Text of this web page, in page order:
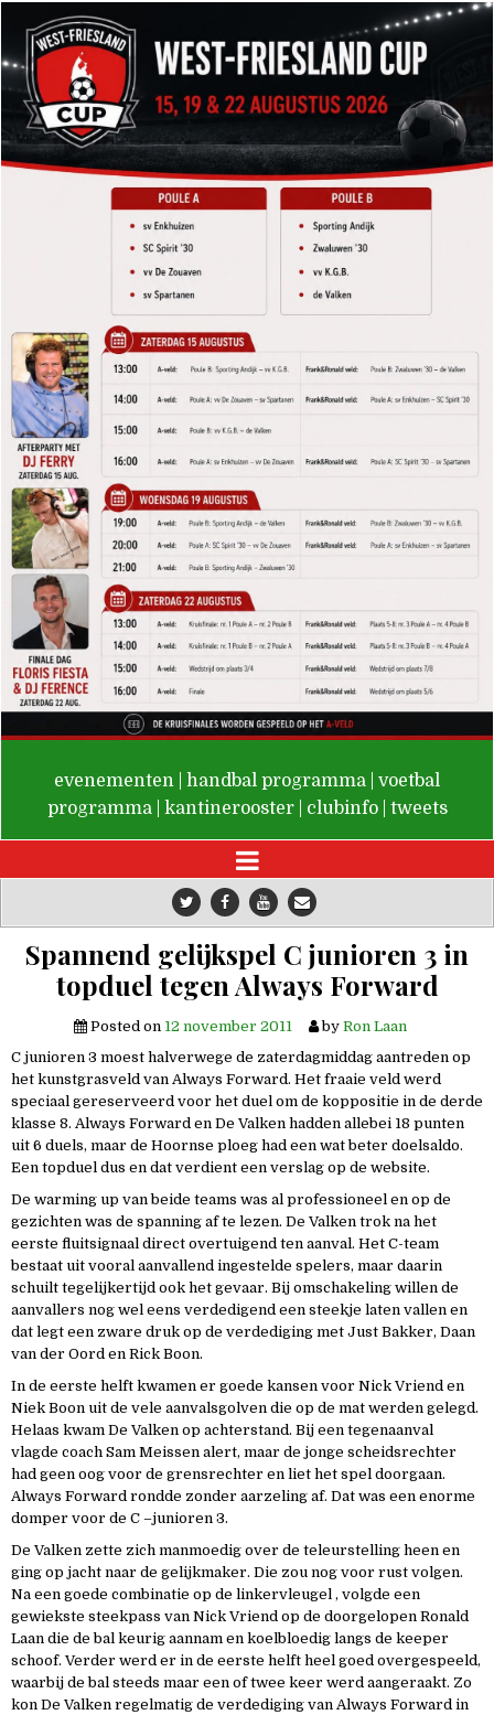
De Valken
evenementen handbal programma
voetbal
programma
kantinerooster clubinfo tweets
Spannend gelijkspel C junioren 3 in
topduel tegen Always Forward
Posted on 12 november 2011 by Ron Laan
C junioren 3 moest halverwege de zaterdagmiddag aantreden op
het kunstgrasveld van Always Forward. Het fraaie veld werd
speciaal gereserveerd voor het duel om de koppositie in de derde
klasse 8. Always Forward en De Valken hadden allebei 18 punten
uit 6 duels, maar de Hoornse ploeg had een wat beter doelsaldo.
Een topduel dus en dat verdient een verslag op de website.
De warming up van beide teams was al professioneel en op de
gezichten was de spanning af te lezen. De Valken trok na het
eerste fluitsignaal direct overtuigend ten aanval. Het C-team
bestaat uit vooral aanvallend ingestelde spelers, maar daarin
schuilt tegelijkertijd ook het gevaar. Bij omschakeling willen de
aanvallers nog wel eens verdedigend een steekje laten vallen en
dat legt een zware druk op de verdediging met Just Bakker, Daan
van der Oord en Rick Boon.
In de eerste helft kwamen er goede kansen voor Nick Vriend en
Niek Boon uit de vele aanvalsgolven die op de mat werden gelegd.
Helaas kwam De Valken op achterstand. Bij een tegenaanval
vlagde coach Sam Meissen alert, maar de jonge scheidsrechter
had geen oog voor de grensrechter en liet het spel doorgaan.
Always Forward rondde zonder aarzeling af. Dat was een enorme
domper voor de C –junioren 3.
De Valken zette zich manmoedig over de teleurstelling heen en
ging op jacht naar de gelijkmaker. Die zou nog voor rust volgen.
Na een goede combinatie op de linkervleugel , volgde een
gewiekste steekpass van Nick Vriend op de doorgelopen Ronald
Laan die de bal keurig aannam en koelbloedig langs de keeper
schoof. Verder werd er in de eerste helft heel goed overgespeeld,
waarbij de bal steeds maar een of twee keer werd aangeraakt. Zo
kon De Valken regelmatig de verdediging van Always Forward in